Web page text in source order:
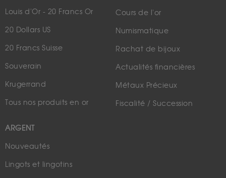
Louis d'Or - 20 Francs Or
20 Dollars US
20 Francs Suisse
Souverain
Krugerrand
Tous nos produits en or
ARGENT
Nouveautés
Lingots et lingotins
Cours de l'or
Numismatique
Rachat de bijoux
Actualités financières
Métaux Précieux
Fiscalité / Succession